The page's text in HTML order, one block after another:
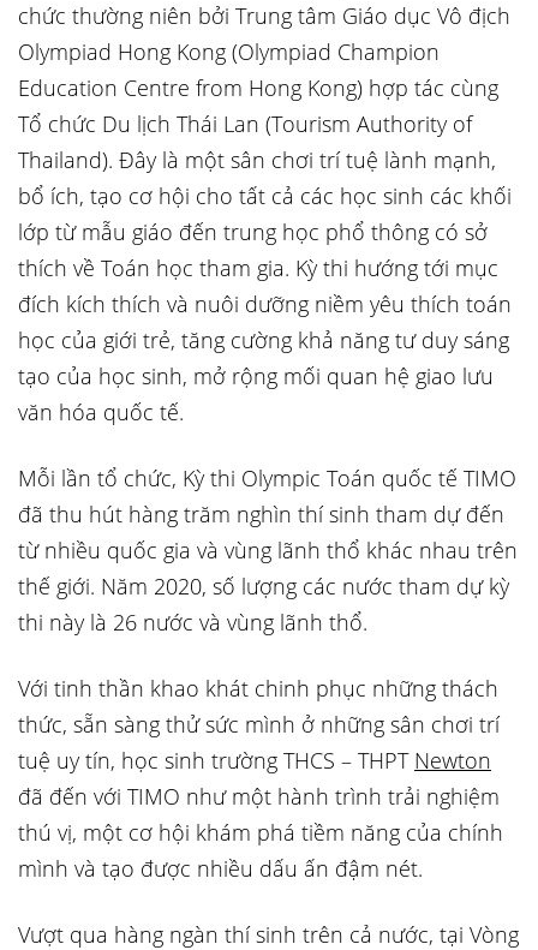
chức thường niên bởi Trung tâm Giáo dục Vô địch
Olympiad Hong Kong (Olympiad Champion
Education Centre from Hong Kong) hợp tác cùng
Tổ chức Du lịch Thái Lan (Tourism Authority of
Thailand). Đây là một sân chơi trí tuệ lành mạnh,
bổ ích, tạo cơ hội cho tất cả các học sinh các khối
lớp từ mẫu giáo đến trung học phổ thông có sở
thích về Toán học tham gia. Kỳ thi hướng tới mục
đích kích thích và nuôi dưỡng niềm yêu thích toán
học của giới trẻ, tăng cường khả năng tư duy sáng
tạo của học sinh, mở rộng mối quan hệ giao lưu
văn hóa quốc tế.
Mỗi lần tổ chức, Kỳ thi Olympic Toán quốc tế TIMO
đã thu hút hàng trăm nghìn thí sinh tham dự đến
từ nhiều quốc gia và vùng lãnh thổ khác nhau trên
thế giới. Năm 2020, số lượng các nước tham dự kỳ
thi này là 26 nước và vùng lãnh thổ.
Với tinh thần khao khát chinh phục những thách
thức, sẵn sàng thử sức mình ở những sân chơi trí
tuệ uy tín, học sinh trường THCS – THPT Newton
đã đến với TIMO như một hành trình trải nghiệm
thú vị, một cơ hội khám phá tiềm năng của chính
mình và tạo được nhiều dấu ấn đậm nét.
Vượt qua hàng ngàn thí sinh trên cả nước, tại Vòng